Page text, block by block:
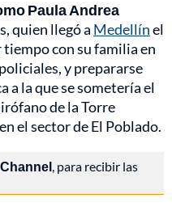
Paula Andrea
quien llegó a Medellínel
tiempo con su familia en
y prepararse
a la que se sometería el
de laTorre
el sector de El Poblado.
, para recibir las